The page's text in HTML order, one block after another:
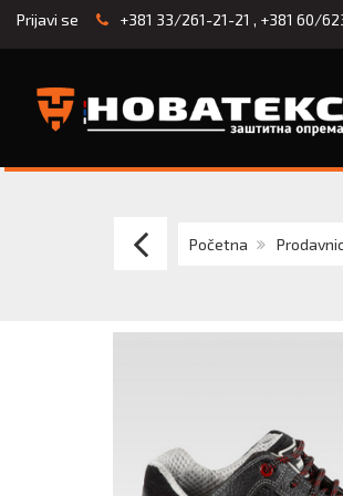
Prijavi se +381 33/261-21-21 , +381 60/
Početna
PARS
110
Cipele